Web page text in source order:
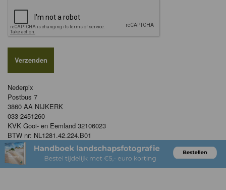
Nederpix
Postbus 7
3860 AA NIJKERK
033-2451260
KVK Gooi- en Eemland 32106023
BTW nr: NL1281.42.224.B01